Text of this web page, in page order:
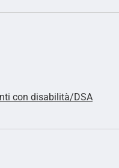
con disabilità/DSA